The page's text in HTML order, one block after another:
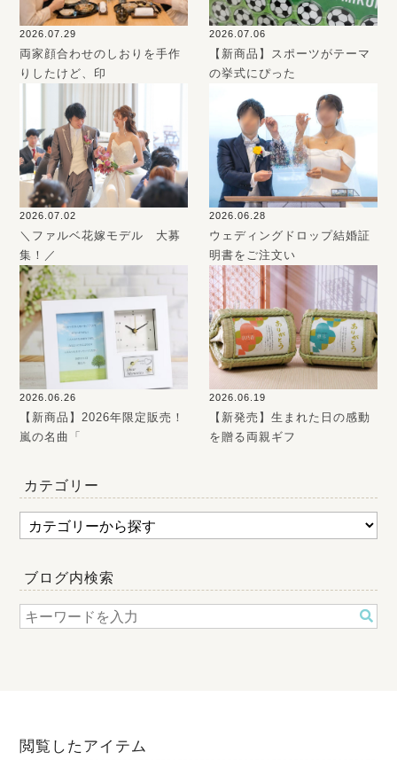
2026.07.29
両家顔合わせのしおりを手作
りしたけど、印
2026.07.06
【新商品】スポーツがテーマ
の挙式にぴった
2026.07.02
＼ファルベ花嫁モデル 大募
集！／
2026.06.28
ウェディングドロップ結婚証
明書をご注文い
2026.06.26
【新商品】2026年限定販売！
嵐の名曲「
2026.06.19
【新発売】生まれた日の感動
を贈る両親ギフ
カテゴリー
ブログ内検索
閲覧したアイテム